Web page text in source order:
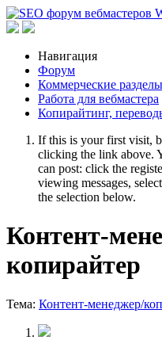
Навигация
Форум
Коммерческие разделы
Работа для вебмастера
Копирайтинг,
If this is your first visit,
clicking the link above.
can post: click the
viewing messages,
the selection below.
Контент-
копирайтер
Тема: Контент-менеджер/